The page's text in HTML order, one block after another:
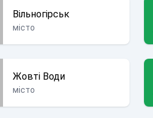
Вільногірськ
місто
Жовті Води
місто